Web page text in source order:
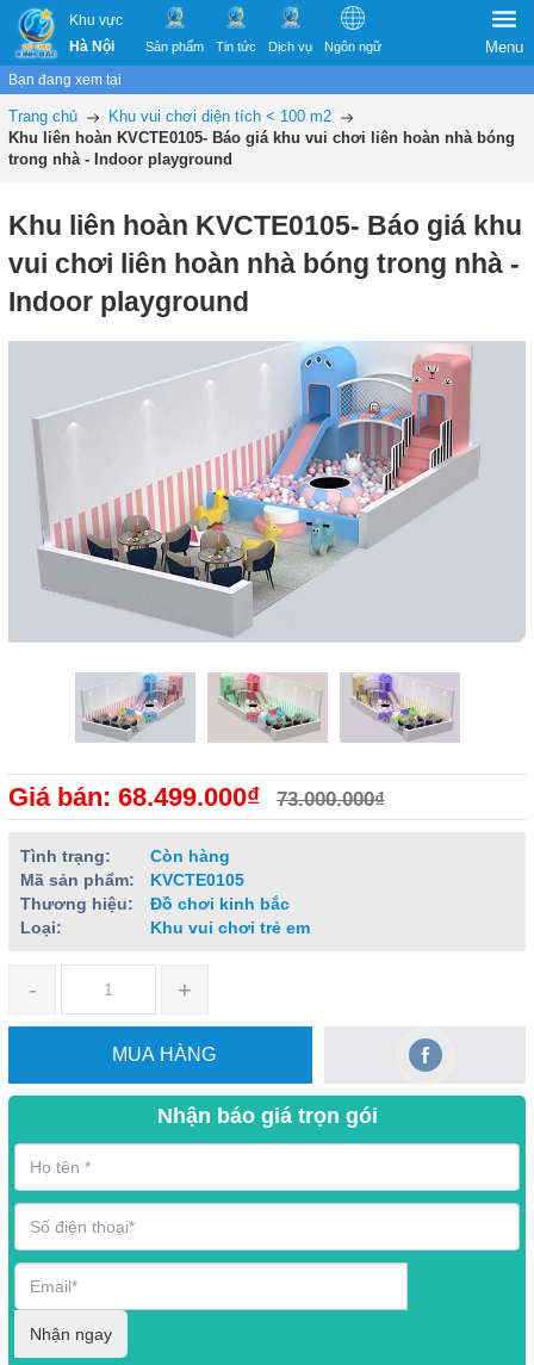
Khu vực
Hà Nội
Sản phẩm Tin tức Dịch vụ Ngôn ngữ Menu
Bạn đang xem tại
Trang chủ
Khu vui chơi diện tích < 100 m2
Khu liên hoàn KVCTE0105- Báo giá khu vui chơi liên hoàn nhà bóng
trong nhà - Indoor playground
Khu liên hoàn KVCTE0105- Báo giá khu
vui chơi liên hoàn nhà bóng trong nhà -
Indoor playground
Giá bán: 68.499.000₫ 73.000.000₫
Tình trạng:
Còn hàng
Mã sản phẩm:
KVCTE0105
Thương hiệu:
Đồ chơi kinh bắc
Loại:
Khu vui chơi trẻ em
- +
MUA HÀNG
Nhận báo giá trọn gói
Nhận ngay